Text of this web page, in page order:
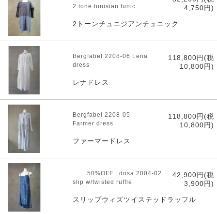
2 tone tunisian tunic
4,750円)
2トーンチュニジアンチュニック
Bergfabel 2208-06 Lena
dress
118,800円(税
10,800円)
レナドレス
Bergfabel 2208-05
Farmer dress
118,800円(税
10,800円)
ファーマードレス
50%OFF : dosa 2004-02
slip w/twisted ruffle
42,900円(税
3,900円)
スリップウィズツイステッドラッフル